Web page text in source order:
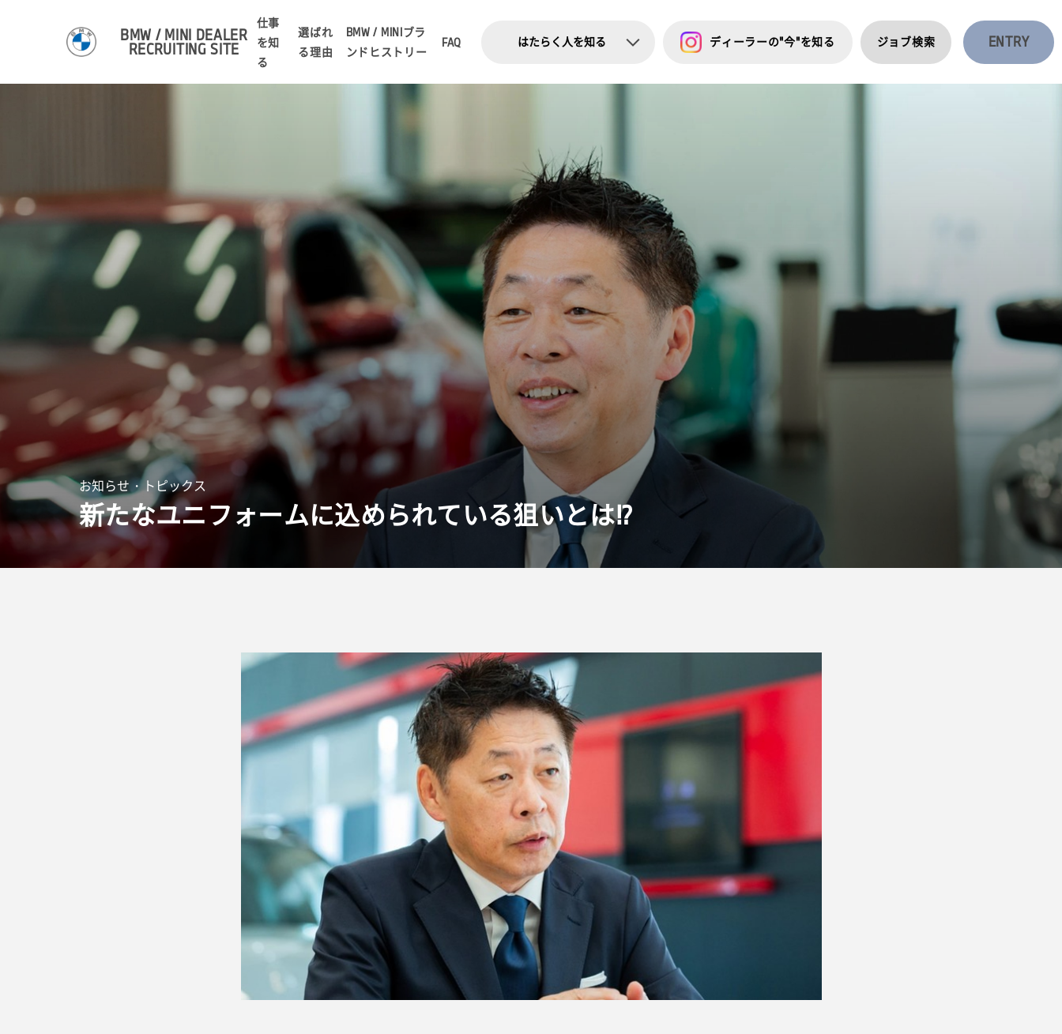
BMW / MINI DEALER
RECRUITING SITE
仕事
を知
る
選ばれ
る理由
BMW / MINIブラ
ンドヒストリー
FAQ はたらく人を知る
インタビュー
お知らせ・トピックス
ディーラーの"今"を知る ジョブ検索 ENTRY
お知らせ・トピックス
新たなユニフォームに込められている狙いとは!?